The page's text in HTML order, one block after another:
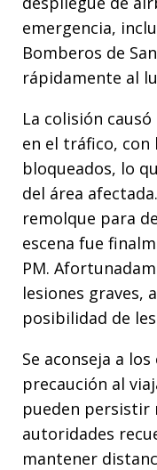
emergencia,
Bomberos de
rápidamente al
La colisión
en el tráfico, con
bloqueados, lo
del área
remolque para
escena fue
PM.
lesiones graves,
posibilidad de
Se aconseja a
precaución al
pueden persistir
autoridades
mantener